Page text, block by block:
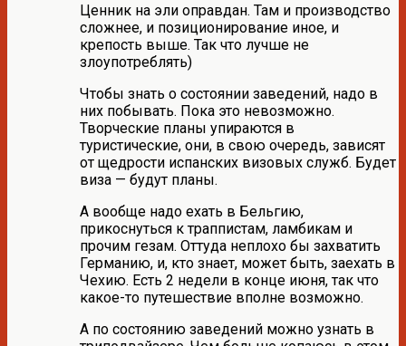
Ценник на эли оправдан. Там и производство
сложнее, и позиционирование иное, и
крепость выше. Так что лучше не
злоупотреблять)
Чтобы знать о состоянии заведений, надо в
них побывать. Пока это невозможно.
Творческие планы упираются в
туристические, они, в свою очередь, зависят
от щедрости испанских визовых служб. Будет
виза — будут планы.
А вообще надо ехать в Бельгию,
прикоснуться к траппистам, ламбикам и
прочим гезам. Оттуда неплохо бы захватить
Германию, и, кто знает, может быть, заехать в
Чехию. Есть 2 недели в конце июня, так что
какое-то путешествие вполне возможно.
А по состоянию заведений можно узнать в